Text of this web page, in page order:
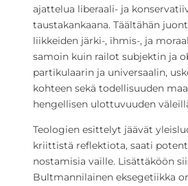
ajattelua liberaali- ja
taustakankaana. Täältähän
liikkeiden järki-, ihmis-, ja
samoin kuin railot subjektin ja
partikulaarin ja universaalin,
kohteen sekä todellisuuden
hengellisen ulottuvuuden
Teologien esittelyt jäävät
kriittistä reflektiota, saati
nostamisia vaille. Lisättäköön
Bultmannilainen eksegetiikka